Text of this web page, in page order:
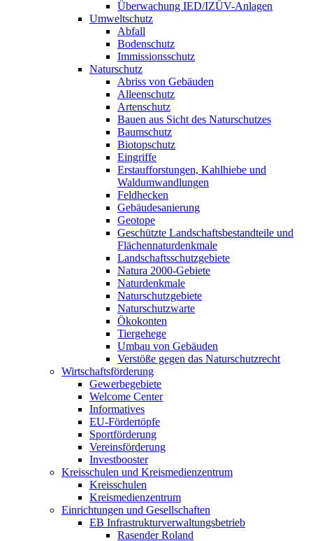
Überwachung IED/IZÜV-Anlagen
Umweltschutz
Abfall
Bodenschutz
Immissionsschutz
Naturschutz
Abriss von Gebäuden
Alleenschutz
Artenschutz
Bauen aus Sicht des Naturschutzes
Baumschutz
Biotopschutz
Eingriffe
Erstaufforstungen, Kahlhiebe und
Waldumwandlungen
Feldhecken
Gebäudesanierung
Geotope
Geschützte Landschaftsbestandteile und
Flächennaturdenkmale
Landschaftsschutzgebiete
Natura 2000-Gebiete
Naturdenkmale
Naturschutzgebiete
Naturschutzwarte
Ökokonten
Tiergehege
Umbau von Gebäuden
Verstöße gegen das Naturschutzrecht
Wirtschaftsförderung
Gewerbegebiete
Welcome Center
Informatives
EU-Fördertöpfe
Sportförderung
Vereinsförderung
Investbooster
Kreisschulen und Kreismedienzentrum
Kreisschulen
Kreismedienzentrum
Einrichtungen und Gesellschaften
EB Infrastruktur­verwaltungsbetrieb
Rasender Roland